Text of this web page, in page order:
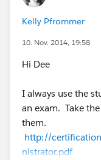
Kelly Pfrommer
10. Nov. 2014, 19:58
Hi Dee
I always use the
an exam. Take
them.
http://
nistrator.pdf